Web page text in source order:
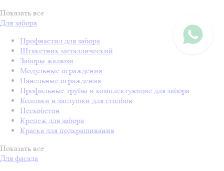
Показать все
Для забора
Профнастил для забора
Штакетник металлический
Заборы жалюзи
Модульные ограждения
Панельные ограждения
Профильные трубы и комплектующие для забора
Колпаки и заглушки для столбов
Пескобетон
Крепеж для забора
Краска для подкрашивания
Показать все
Для фасада